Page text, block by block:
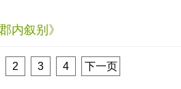
内叙别》
2 3 4 下一页